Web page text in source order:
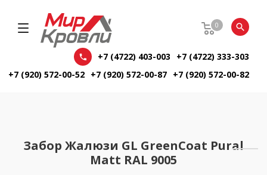
0
+7 (4722) 403-003
+7 (4722) 333-303
+7 (920) 572-00-52 +7 (920) 572-00-87 +7 (920) 572-00-82
Забор Жалюзи GL GreenCoat Pural
Matt RAL 9005